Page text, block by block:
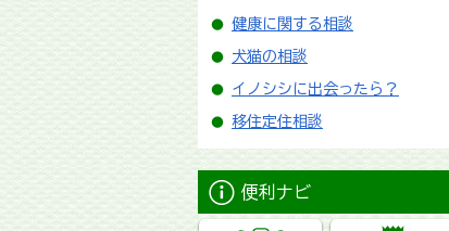
健康に関する相談
犬猫の相談
イノシシに出会ったら？
移住定住相談
便利ナビ